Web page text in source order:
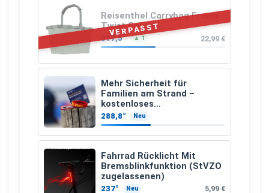
VERPASST
Reisenthel Carrybag Frame
Twist Sage
317,5° ▲ 1 22,99 €
Mehr Sicherheit für
Familien am Strand –
kostenloses
Kindersuchband der DLRG
288,8° Neu
Fahrrad Rücklicht Mit
Bremsblinkfunktion (StVZO
zugelassenen)
237° Neu 5,99 €